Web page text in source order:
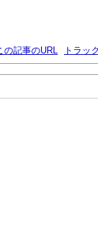
の記事のURL トラッ